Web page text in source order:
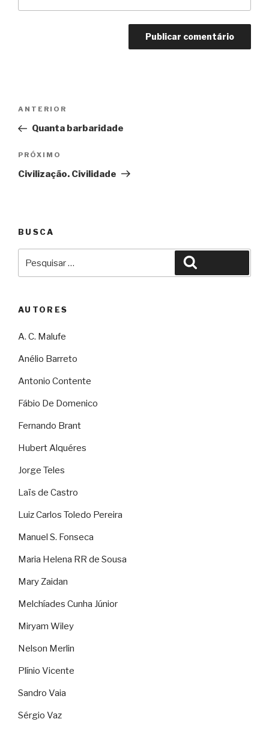
Post
Anterior
ANTERIOR
Quanta barbaridade
Próximo
PRÓXIMO
Civilização. Civilidade
BUSCA
por:
AUTORES
A. C. Malufe
Anélio Barreto
Antonio Contente
Fábio De Domenico
Fernando Brant
Hubert Alquéres
Jorge Teles
Laïs de Castro
Luiz Carlos Toledo Pereira
Manuel S. Fonseca
Maria Helena RR de Sousa
Mary Zaidan
Melchíades Cunha Júnior
Miryam Wiley
Nelson Merlin
Plínio Vicente
Sandro Vaia
Sérgio Vaz